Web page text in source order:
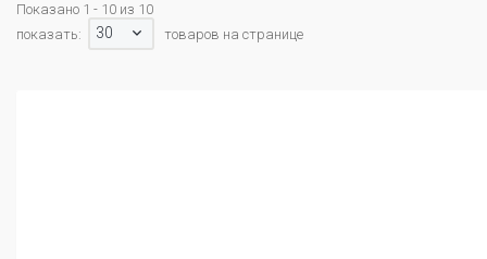
Показано 1 - 10 из 10
показать:
30 товаров на странице